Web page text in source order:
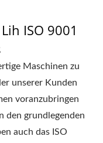
ISO 9001
Maschinen zu
unserer Kunden
voranzubringen
den grundlegenden
auch das ISO